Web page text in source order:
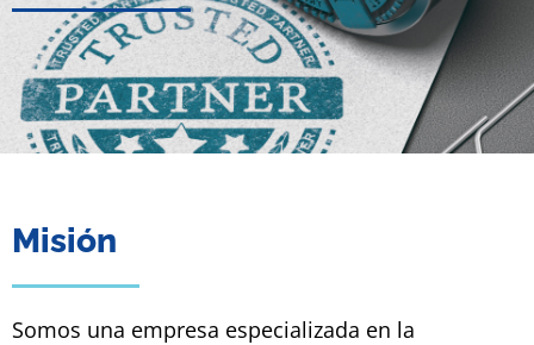
Misión
Somos una empresa especializada en la